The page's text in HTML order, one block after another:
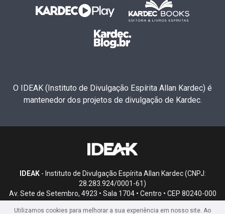
O IDEAK (Instituto de Divulgação Espírita Allan Kardec) é
mantenedor dos projetos de divulgação de Kardec.
IDEAK- Instituto de Divulgação Espírita Allan Kardec (CNPJ:
28.283.924/0001-61)
Av. Sete de Setembro, 4923 • Sala 1704 • Centro • CEP 80240-000
Utilizamos cookies para melhorar a sua experiência em nosso site. Ao